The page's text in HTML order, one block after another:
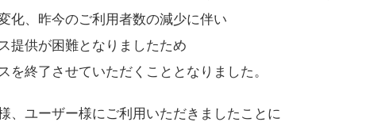
化、昨今のご利用者数の減少に伴い
提供が困難となりましたため
を終了させていただくこととなりました。
、ユーザー様にご利用いただきましたことに